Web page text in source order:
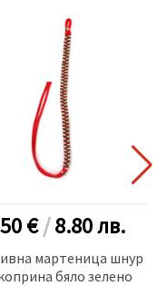
€/8.80лв.
мартеница шнур
бяло зелено